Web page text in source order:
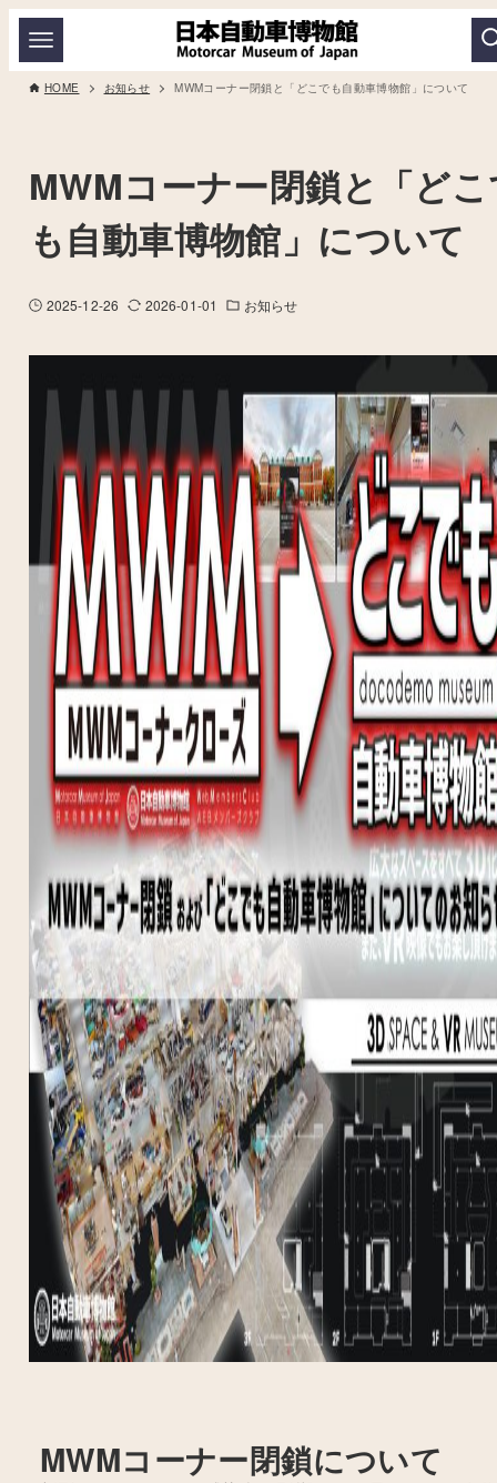
HOME お知らせ MWMコーナー閉鎖と「どこでも自動車博物館」について
MWMコーナー閉鎖と「ど
も自動車博物館」について
2025-12-26 2026-01-01 お知らせ
MWMコーナー閉鎖について